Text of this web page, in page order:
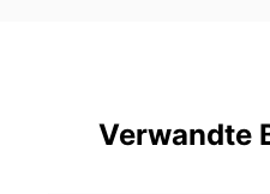
Verwandte